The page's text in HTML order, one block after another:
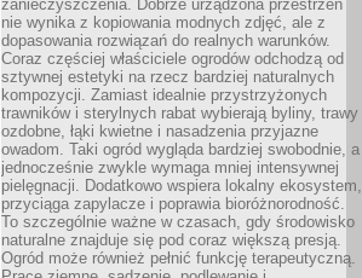
zanieczyszczenia. Dobrze urządzona przestrzeń
nie wynika z kopiowania modnych zdjęć, ale z
dopasowania rozwiązań do realnych warunków.
Coraz częściej właściciele ogrodów odchodzą od
sztywnej estetyki na rzecz bardziej naturalnych
kompozycji. Zamiast idealnie przystrzyżonych
trawników i sterylnych rabat wybierają byliny, trawy
ozdobne, łąki kwietne i nasadzenia przyjazne
owadom. Taki ogród wygląda bardziej swobodnie, a
jednocześnie zwykle wymaga mniej intensywnej
pielęgnacji. Dodatkowo wspiera lokalny ekosystem,
przyciąga zapylacze i poprawia bioróżnorodność.
To szczególnie ważne w czasach, gdy środowisko
naturalne znajduje się pod coraz większą presją.
Ogród może również pełnić funkcję terapeutyczną.